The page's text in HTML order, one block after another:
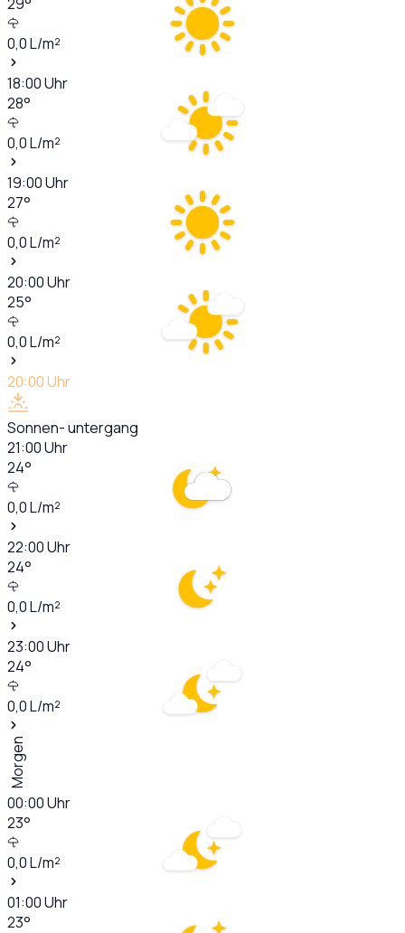
0,0L/m²
18:00Uhr
28°
0,0L/m²
19:00Uhr
27°
0,0L/m²
20:00Uhr
25°
0,0L/m²
20:00Uhr
Sonnen- untergang
21:00Uhr
24°
0,0L/m²
22:00Uhr
24°
0,0L/m²
23:00Uhr
24°
0,0L/m²
Morgen
00:00Uhr
23°
0,0L/m²
01:00Uhr
23°